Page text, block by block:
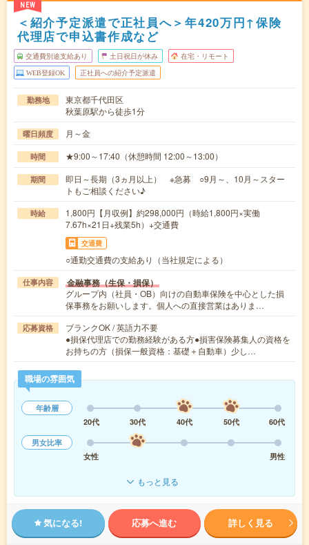
NEW
＜紹介予定派遣で正社員へ＞年420万円↑保険
代理店で申込書作成など
交通費別途支給あり 土日祝日が休み 在宅・リモート
WEB登録OK 正社員への紹介予定派遣
勤務地
東京都千代田区
秋葉原駅から徒歩1分
曜日頻度 月～金
時間 ★9:00～17:40（休憩時間 12:00～13:00）
期間
即日～長期（3ヵ月以上） ※急募 ○9月～、10月～スター
トもご相談ください♪
時給
1,800円【月収例】約298,000円（時給1,800円×実働
7.67h×21日+残業5h）+交通費
交通費
○通勤交通費の支給あり（当社規定による）
仕事内容 金融事務（生保・損保）
グループ内（社員・OB）向けの自動車保険を中心とした損
保事務をお願いします。個人への直接営業はありま…
応募資格
ブランクOK / 英語力不要
●損保代理店での勤務経験がある方●損害保険募集人の資格を
お持ちの方（損保一般資格：基礎＋自動車）少し…
職場の雰囲気
年齢層
20代
30代 40代 50代
60代
男女比率
女性
男性
もっと見る
気になる! 応募へ進む 詳しく見る